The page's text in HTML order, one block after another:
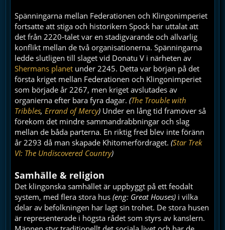
Spänningarna mellan Federationen och Klingonimperiet
fortsatte att stiga och historikern Spock har uttalat att
det från 2220-talet var en stadigvarande och allvarlig
konflikt mellan de två organisationerna. Spänningarna
ledde slutligen till slaget vid Donatu V i närheten av
Shermans planet under 2245. Detta var början på det
första kriget mellan Federationen och Klingonimperiet
som började år 2267, men kriget avslutades av
organierna efter bara fyra dagar.(The Trouble with
Tribbles,Errand of Mercy) Under en lång tid framöver så
förekom det mindre sammandrabbningar och slag
mellan de båda parterna. En riktig fred blev inte föränn
år 2293 då man skapade Khitomerfördraget.(Star Trek
VI: The Undiscovered Country)
Samhälle & religion
Det klingonska samhället är uppbyggt på ett feodalt
system, med flera stora hus(eng: Great Houses) i vilka
delar av befolkningen har lagt sin trohet. De stora husen
är representerade i högsta rådet som styrs av kanslern.